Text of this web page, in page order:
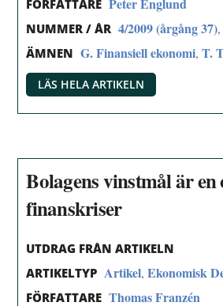
FÖRFATTARE Peter Englund
NUMMER / ÅR 4/2009 (årgång 37)
ÄMNEN G. Finansiell ekonomi,T.
LÄS HELA ARTIKELN
Bolagens vinstmål är
finanskriser
UTDRAG FRÅN ARTIKELN
ARTIKELTYP Artikel,Ekonomisk
FÖRFATTARE Thomas Franzén